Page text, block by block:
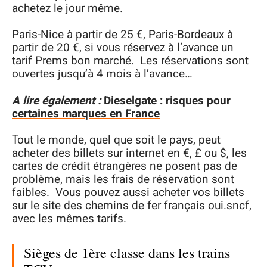
achetez le jour même.
Paris-Nice à partir de 25 €, Paris-Bordeaux à
partir de 20 €, si vous réservez à l’avance un
tarif Prems bon marché. Les réservations sont
ouvertes jusqu’à 4 mois à l’avance…
A lire également : Dieselgate : risques pour
certaines marques en France
Tout le monde, quel que soit le pays, peut
acheter des billets sur internet en €, £ ou $, les
cartes de crédit étrangères ne posent pas de
problème, mais les frais de réservation sont
faibles. Vous pouvez aussi acheter vos billets
sur le site des chemins de fer français oui.sncf,
avec les mêmes tarifs.
Sièges de 1ère classe dans les trains